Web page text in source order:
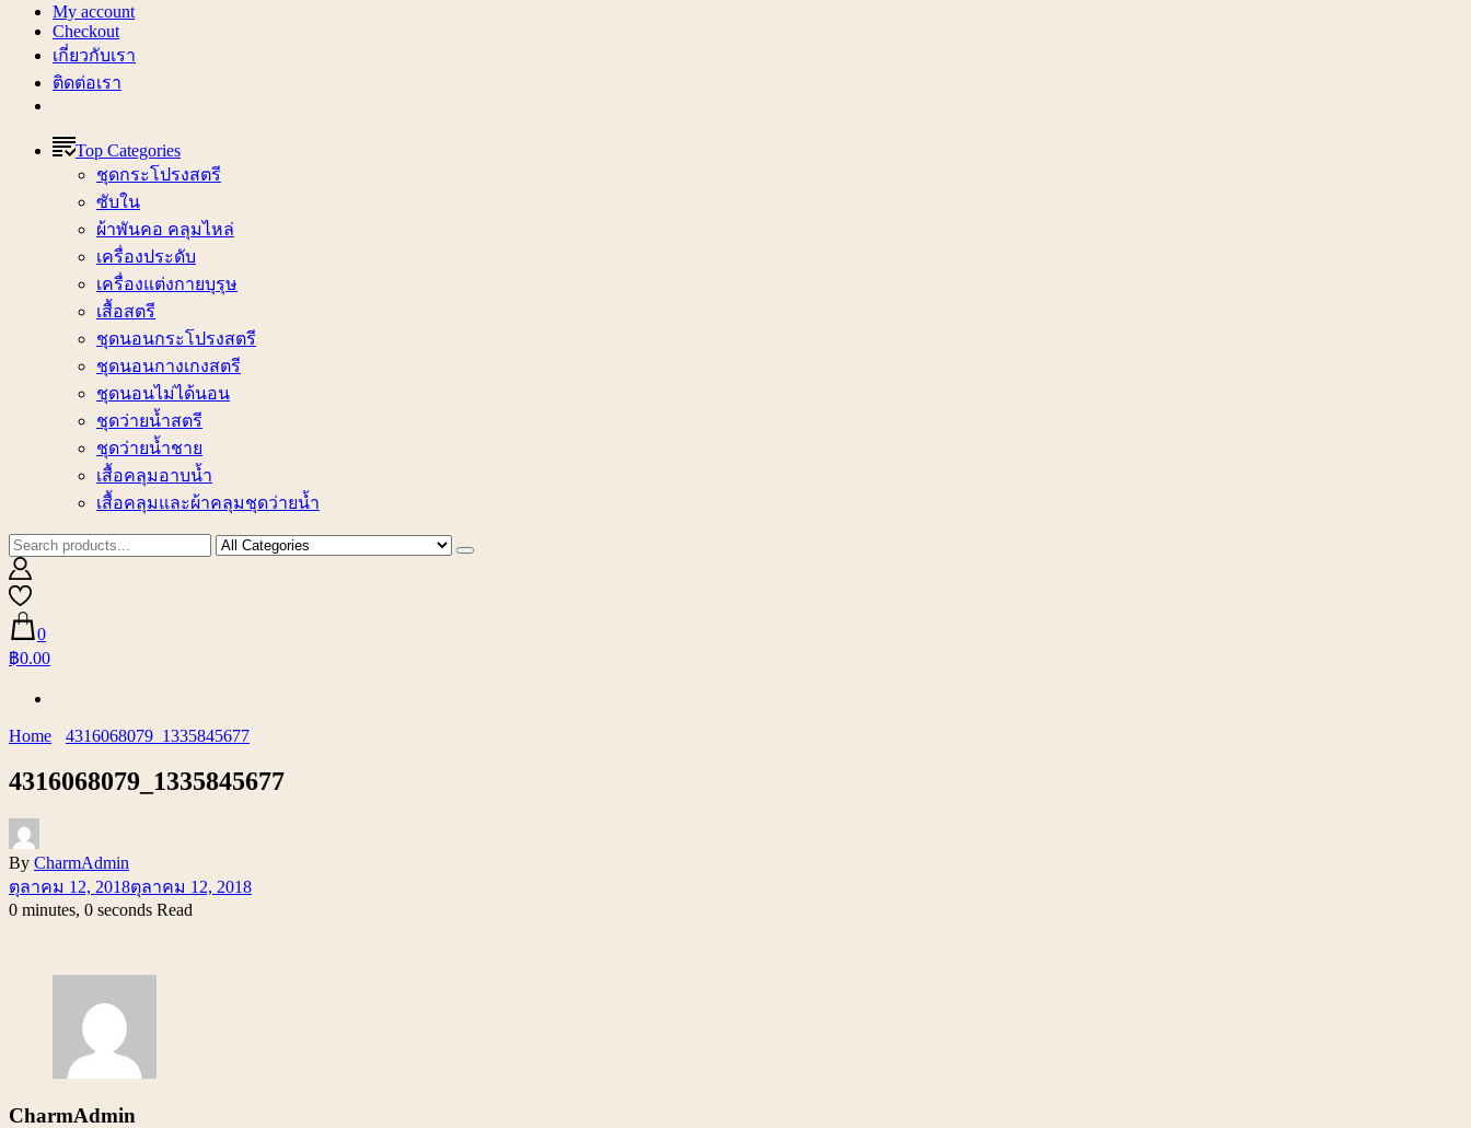
My account
Checkout
เกี่ยวกับเรา
ติดต่อเรา
Top Categories
ชุดกระโปรงสตรี
ซับใน
ผ้าพันคอ คลุมไหล่
เครื่องประดับ
เครื่องแต่งกายบุรุษ
เสื้อสตรี
ชุดนอนกระโปรงสตรี
ชุดนอนกางเกงสตรี
ชุดนอนไม่ได้นอน
ชุดว่ายน้ำสตรี
ชุดว่ายน้ำชาย
เสื้อคลุมอาบน้ำ
เสื้อคลุมและผ้าคลุมชุดว่ายน้ำ
0
฿0.00
Home 4316068079_1335845677
4316068079_1335845677
By CharmAdmin
ตุลาคม 12, 2018ตุลาคม 12, 2018
0 minutes, 0 seconds Read
CharmAdmin